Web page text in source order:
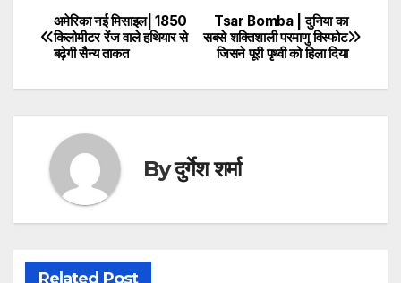
Post
navigation
Tsar Bomba | दुनिया का
सबसे शक्तिशाली परमाणु विस्फोट
जिसने पूरी पृथ्वी को हिला दिया
अमेरिका नई मिसाइल| 1850
किलोमीटर रेंज वाले हथियार से
बढ़ेगी सैन्य ताकत
Byदुर्गेश शर्मा
Related Post